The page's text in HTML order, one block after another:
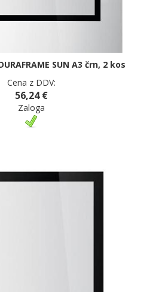
SUN A3 črn, 2 kos
Cena z DDV:
56,24 €
Zaloga